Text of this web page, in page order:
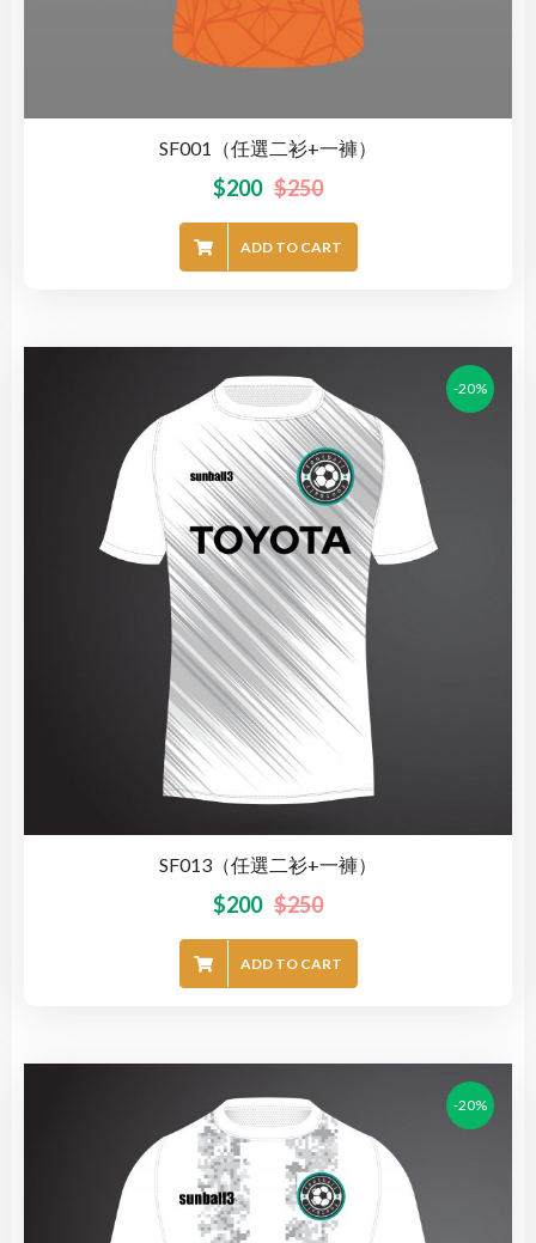
SF001（任選二衫+一褲）
$250
$200
ADD TO CART
-20%
SF013（任選二衫+一褲）
$250
$200
ADD TO CART
-20%